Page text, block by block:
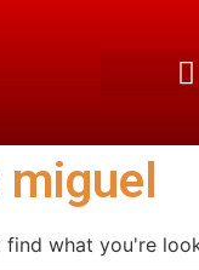
miguel
find what you're